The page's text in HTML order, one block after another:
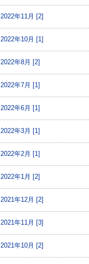
2022年11月 [2]
2022年10月 [1]
2022年8月 [2]
2022年7月 [1]
2022年6月 [1]
2022年3月 [1]
2022年2月 [1]
2022年1月 [2]
2021年12月 [2]
2021年11月 [3]
2021年10月 [2]